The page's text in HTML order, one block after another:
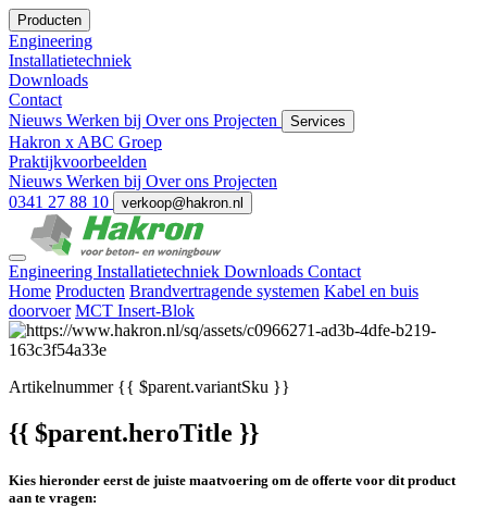
Producten
Engineering
Installatietechniek
Downloads
Contact
Nieuws Werken bij Over ons Projecten Services
Hakron x ABC Groep
Praktijkvoorbeelden
Nieuws Werken bij Over ons Projecten
0341 27 88 10
verkoop@hakron.nl
Engineering Installatietechniek Downloads Contact
Home Producten Brandvertragende systemen Kabel en buis
doorvoer MCT Insert-Blok
Artikelnummer{{ $parent.variantSku }}
{{ $parent.heroTitle }}
Kies hieronder eerst de juiste maatvoering om de offerte voor dit product
aan te vragen: